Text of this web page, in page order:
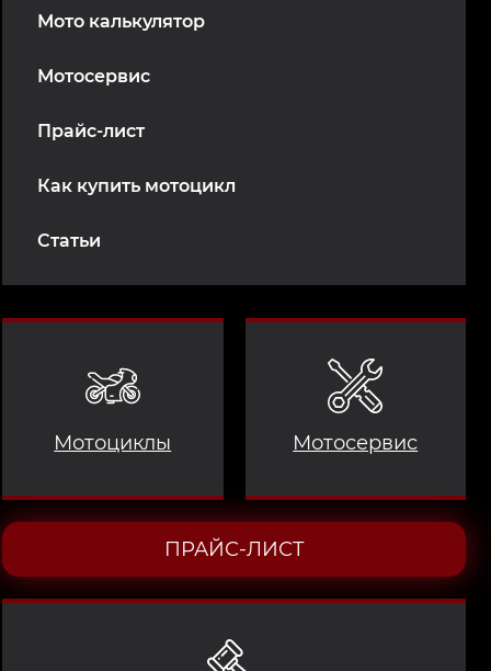
Мото калькулятор
Мотосервис
Прайс-лист
Как купить мотоцикл
Статьи
Мотоциклы Мотосервис
ПРАЙС-ЛИСТ